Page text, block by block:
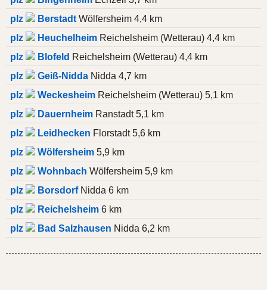
plz
Berstadt Wölfersheim 4,4 km
plz
Heuchelheim Reichelsheim (Wetterau) 4,4 km
plz
Blofeld Reichelsheim (Wetterau) 4,4 km
plz
Geiß-Nidda Nidda 4,7 km
plz
Weckesheim Reichelsheim (Wetterau) 5,1 km
plz
Dauernheim Ranstadt 5,1 km
plz
Leidhecken Florstadt 5,6 km
plz
Wölfersheim 5,9 km
plz
Wohnbach Wölfersheim 5,9 km
plz
BorsdorfNidda 6 km
plz
Reichelsheim 6 km
plz
Bad Salzhausen Nidda 6,2 km